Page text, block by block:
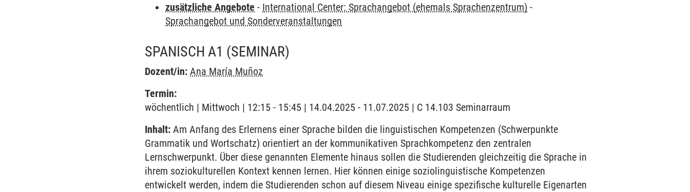
zusätzliche Angebote - International Center: Sprachangebot (ehemals Sprachenzentrum) -
Sprachangebot und Sonderveranstaltungen
SPANISCH A1 (SEMINAR)
Dozent/in: Ana María Muñoz
Termin:
wöchentlich | Mittwoch | 12:15 - 15:45 | 14.04.2025 - 11.07.2025 | C 14.103 Seminarraum
Inhalt: Am Anfang des Erlernens einer Sprache bilden die linguistischen Kompetenzen (Schwerpunkte
Grammatik und Wortschatz) orientiert an der kommunikativen Sprachkompetenz den zentralen
Lernschwerpunkt. Über diese genannten Elemente hinaus sollen die Studierenden gleichzeitig die Sprache in
ihrem soziokulturellen Kontext kennen lernen. Hier können einige soziolinguistische Kompetenzen
entwickelt werden, indem die Studierenden schon auf diesem Niveau einige spezifische kulturelle Eigenarten